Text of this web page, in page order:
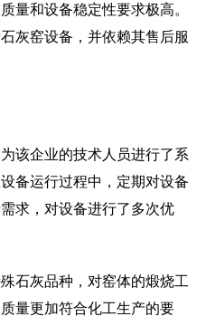
量和设备稳定性要求极高。
灰窑设备，并依赖其售后服
该企业的技术人员进行了系
备运行过程中，定期对设备
求，对设备进行了多次优
石灰品种，对窑体的煅烧工
量更加符合化工生产的要